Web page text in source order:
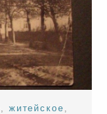
житейское